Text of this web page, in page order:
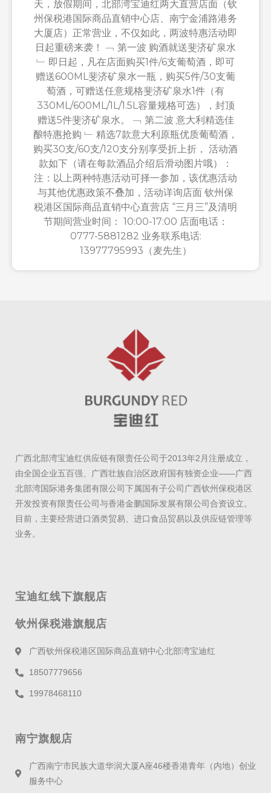
天，放假期间，北部湾宝迪红两大直营店面（钦
州保税港国际商品直销中心店、南宁金浦路港务
大厦店）正常营业，不仅如此，两波特惠活动即
日起重磅来袭！ ﹁ 第一波 购酒就送斐济矿泉水
﹂ 即日起，凡在店面购买1件/6支葡萄酒，即可
赠送600ML斐济矿泉水一瓶，购买5件/30支葡
萄酒，可赠送任意规格斐济矿泉水1件（有
330ML/600ML/1L/1.5L容量规格可选），封顶
赠送5件斐济矿泉水。 ﹁ 第二波 意大利精选佳
酿特惠抢购 ﹂ 精选7款意大利原瓶优质葡萄酒，
购买30支/60支/120支分别享受折上折， 活动酒
款如下（请在每款酒品介绍后滑动图片哦）：
注：以上两种特惠活动可择一参加，该优惠活动
与其他优惠政策不叠加，活动详询店面 钦州保
税港区国际商品直销中心直营店 “三月三”及清明
节期间营业时间： 10:00-17:00 店面电话：
0777-5881282 业务联系电话:
13977795993（麦先生）
广西北部湾宝迪红供应链有限责任公司于2013年2月注册成立，
由全国企业五百强、广西壮族自治区政府国有独资企业——广西
北部湾国际港务集团有限公司下属国有子公司广西钦州保税港区
开发投资有限责任公司与香港金鹏国际发展有限公司合资设立。
目前，主要经营进口酒类贸易、进口食品贸易以及供应链管理等
业务。
宝迪红线下旗舰店
钦州保税港旗舰店
广西钦州保税港区国际商品直销中心北部湾宝迪红
18507779656
19978468110
南宁旗舰店
广西南宁市民族大道华润大厦A座46楼香港青年（内地）创业
服务中心